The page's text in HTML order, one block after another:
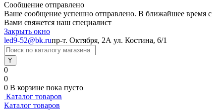
Сообщение отправлено
Ваше сообщение успешно отправлено. В ближайшее время с
Вами свяжется наш специалист
Закрыть окно
led9-52@bk.ruпр-т. Октября, 2А ул. Костина, 6/1
0
0
0 В корзине пока пусто
Каталог товаров
Каталог товаров